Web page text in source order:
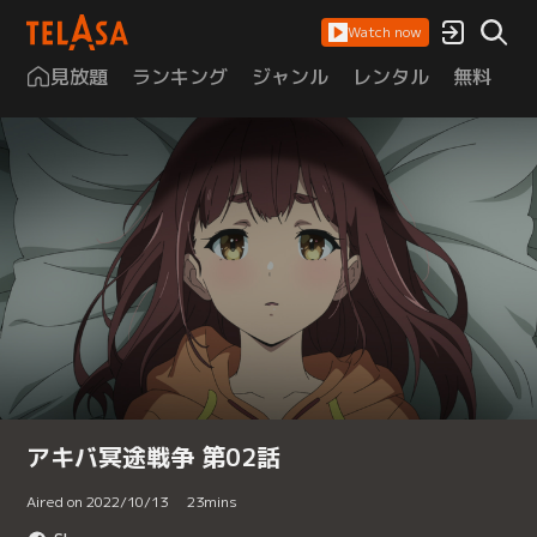
Watch now
見放題 ランキング ジャンル レンタル 無料
アキバ冥途戦争 第02話
Aired on 2022/10/13 23mins